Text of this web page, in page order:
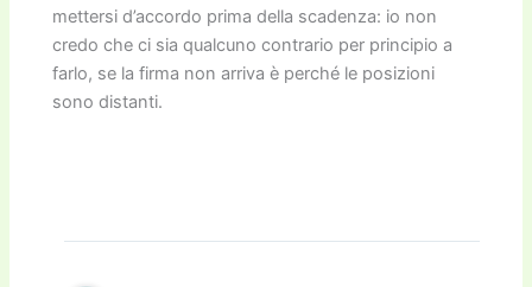
mettersi d’accordo prima della scadenza: io non
credo che ci sia qualcuno contrario per principio a
farlo, se la firma non arriva è perché le posizioni
sono distanti.